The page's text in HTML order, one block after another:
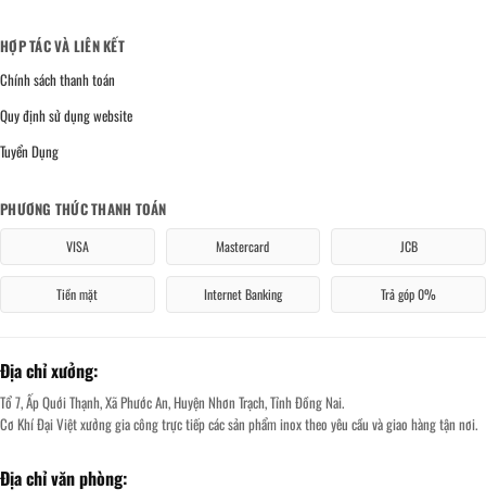
HỢP TÁC VÀ LIÊN KẾT
Chính sách thanh toán
Quy định sử dụng website
Tuyển Dụng
PHƯƠNG THỨC THANH TOÁN
VISA Mastercard JCB
Tiền mặt Internet Banking Trả góp 0%
Địa chỉ xưởng:
Tổ 7, Ấp Quới Thạnh, Xã Phước An, Huyện Nhơn Trạch, Tỉnh Đồng Nai.
Cơ Khí Đại Việt xưởng gia công trực tiếp các sản phẩm inox theo yêu cầu và giao hàng tận nơi.
Địa chỉ văn phòng: